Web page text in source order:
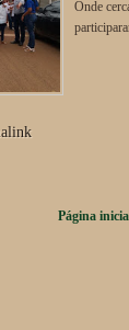
Onde
Página